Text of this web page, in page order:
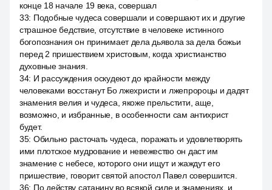
конце 18 начале 19 века, совершал
33: Подобные чудеса совершали и совершают их и другие
страшное бедствие, отсутствие в человеке истинного
богопознания он принимает дела дьявола за дела божьи
перед 2 пришествием христовым, когда христианство
духовные знания.
34: И рассуждения оскудеют до крайности между
человеками восстанут Бо лжехристи и лжепророцы и дадят
знамения велия и чудеса, якоже прельстити, аще,
возможно, и избранные, в особенности сам антихрист
будет.
35: Обильно расточать чудеса, поражать и удовлетворять
ими плотское мудрование и невежество он даст им
знамение с небесе, которого они ищут и жаждут его
пришествие, говорит святой апостол Павел совершится.
36: По действу сатанину во всякой силе и знамениях, и